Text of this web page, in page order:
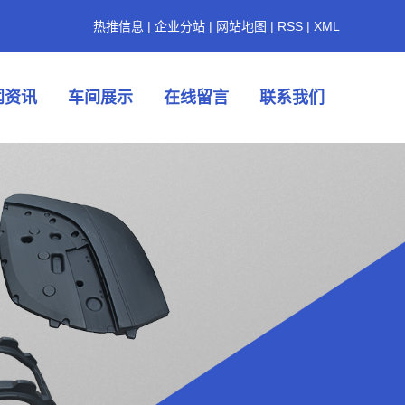
热推信息 | 企业分站 | 网站地图 | RSS | XML
资讯 车间展示 在线留言 联系我们